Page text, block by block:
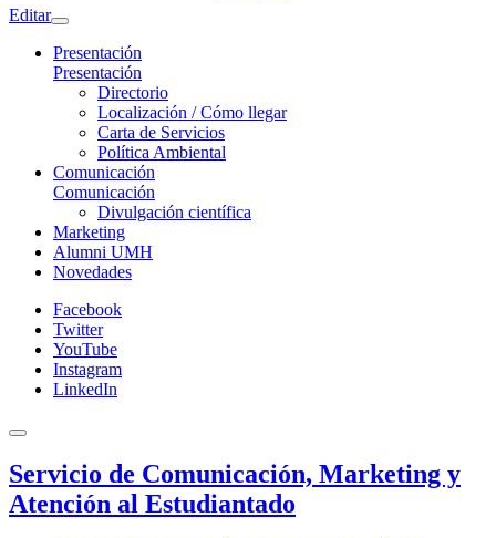
Editar
Presentación
Presentación
Directorio
Localización / Cómo llegar
Carta de Servicios
Política Ambiental
Comunicación
Comunicación
Divulgación científica
Marketing
Alumni UMH
Novedades
Facebook
Twitter
YouTube
Instagram
LinkedIn
Servicio de Comunicación, Marketing y
Atención al Estudiantado